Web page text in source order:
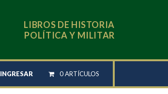
LIBROS DE HISTORIA
POLÍTICA Y MILITAR
INGRESAR 0 ARTÍCULOS